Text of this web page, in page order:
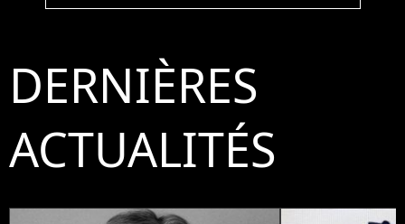
DERNIÈRES
ACTUALITÉS